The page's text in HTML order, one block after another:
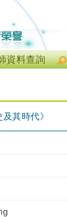
資料查詢
其時代》